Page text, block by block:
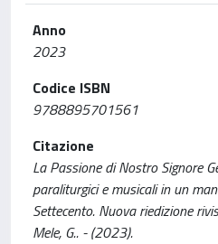
Anno
2023
Codice ISBN
9788895701561
Citazione
La Passione di Nostro Signore
paraliturgici e musicali in un
Settecento. Nuova riedizione
Mele, G.. - (2023).